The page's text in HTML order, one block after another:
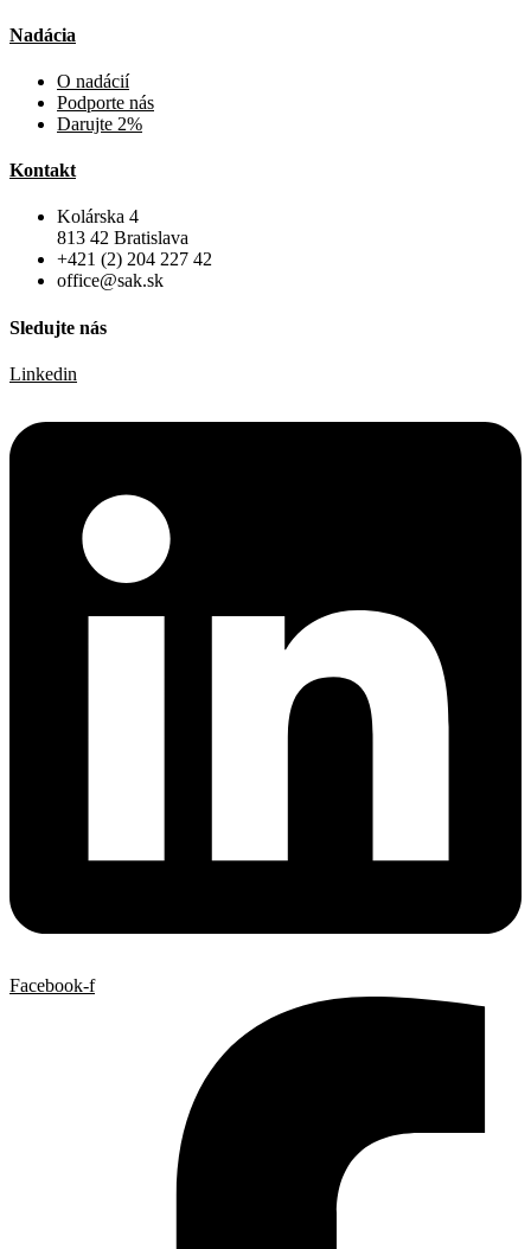
Nadácia
O nadácií
Podporte nás
Darujte 2%
Kontakt
Kolárska 4
813 42 Bratislava
+421 (2) 204 227 42
office@sak.sk
Sledujte nás
Linkedin
Facebook-f